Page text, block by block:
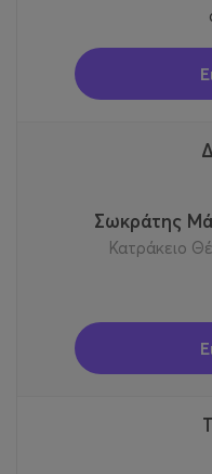
Σωκράτης
Κατράκειο